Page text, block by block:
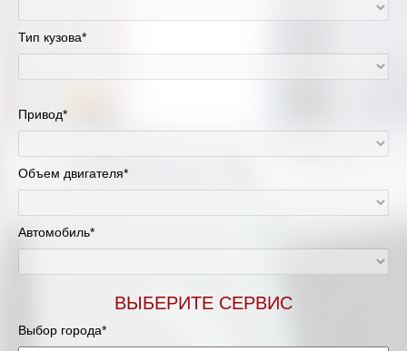
Киров
Липецк
Москва и Московская область
Тип кузова*
Привод*
Объем двигателя*
Автомобиль*
ВЫБЕРИТЕ СЕРВИС
Выбор города*